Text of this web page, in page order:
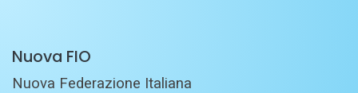
Nuova FIO
Nuova Federazione Italiana